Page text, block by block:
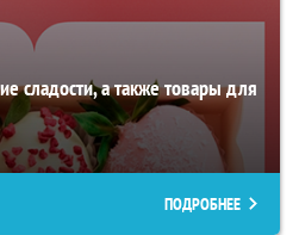
сладости, а также товары для
ПОДРОБНЕЕ